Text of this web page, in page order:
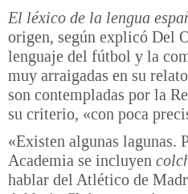
El léxico de la lengua
origen, según explicó Del
lenguaje del fútbol y la
muy arraigadas en su
son contempladas por la
su criterio, «con poca
«Existen algunas lagunas.
Academia se incluyen
hablar del Atlético de